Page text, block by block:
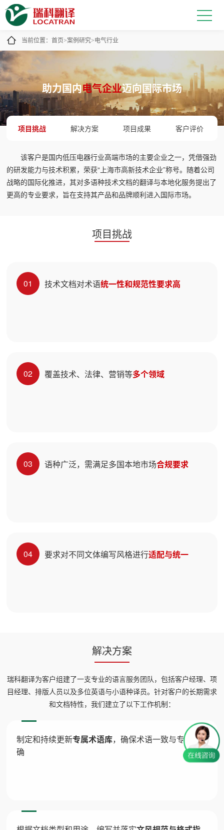
当前位置：首页>案例研究>电气行业
助力国内电气企业迈向国际市场
项目挑战 解决方案 项目成果 客户评价
该客户是国内低压电器行业高端市场的主要企业之一，凭借强劲
的研发能力与技术积累，荣获“上海市高新技术企业”称号。随着公司
战略的国际化推进，其对多语种技术文档的翻译与本地化服务提出了
更高的专业要求，旨在支持其产品和品牌顺利进入国际市场。
项目挑战
01 技术文档对术语统一性和规范性要求高
02 覆盖技术、法律、营销等多个领域
03 语种广泛，需满足多国本地市场合规要求
04 要求对不同文体编写风格进行适配与统一
解决方案
瑞科翻译为客户组建了一支专业的语言服务团队，包括客户经理、项
目经理、排版人员以及多位英语与小语种译员。针对客户的长期需求
和文档特性，我们建立了以下工作机制：
制定和持续更新专属术语库，确保术语一致与专业准
确